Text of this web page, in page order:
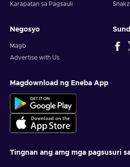
Karapatan sa Pagsauli
Negosyo
Magb
Advertise with Us
Magdownload ng Eneba App
Tingnan ang amg mga pagsusuri